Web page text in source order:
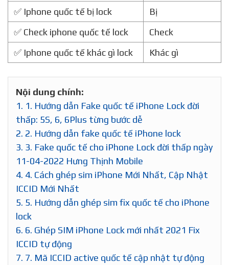
✅ Iphone quốc tế bị lock
Bị
✅ Check iphone quốc tế lock
Check
✅ Iphone quốc tế khác gì lock
Khác gì
Nội dung chính:
1. 1. Hướng dẫn Fake quốc tế iPhone Lock đời
thấp: 5S, 6, 6Plus từng bước dễ
2. 2. Hướng dẫn fake quốc tế iPhone lock
3. 3. Fake quốc tế cho iPhone Lock đời thấp ngày
11-04-2022 Hưng Thịnh Mobile
4. 4. Cách ghép sim iPhone Mới Nhất, Cập Nhật
ICCID Mới Nhất
5. 5. Hướng dẫn ghép sim fix quốc tế cho iPhone
lock
6. 6. Ghép SIM iPhone Lock mới nhất 2021 Fix
ICCID tự động
7. 7. Mã ICCID active quốc tế cập nhật tự động